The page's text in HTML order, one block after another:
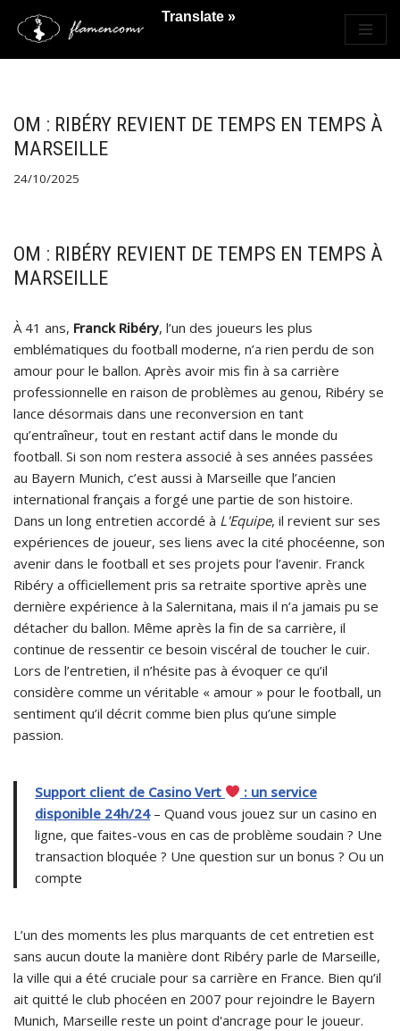
Saltar
OM : RIBÉRY REVIENT DE TEMPS EN TEMPS À
MARSEILLE
24/10/2025
OM : RIBÉRY REVIENT DE TEMPS EN TEMPS À
MARSEILLE
À 41 ans, Franck Ribéry, l’un des joueurs les plus
emblématiques du football moderne, n’a rien perdu de son
amour pour le ballon. Après avoir mis fin à sa carrière
professionnelle en raison de problèmes au genou, Ribéry se
lance désormais dans une reconversion en tant
qu’entraîneur, tout en restant actif dans le monde du
football. Si son nom restera associé à ses années passées
au Bayern Munich, c’est aussi à Marseille que l’ancien
international français a forgé une partie de son histoire.
Dans un long entretien accordé à L'Equipe, il revient sur ses
expériences de joueur, ses liens avec la cité phocéenne, son
avenir dans le football et ses projets pour l’avenir. Franck
Ribéry a officiellement pris sa retraite sportive après une
dernière expérience à la Salernitana, mais il n’a jamais pu se
détacher du ballon. Même après la fin de sa carrière, il
continue de ressentir ce besoin viscéral de toucher le cuir.
Lors de l’entretien, il n’hésite pas à évoquer ce qu’il
considère comme un véritable « amour » pour le football, un
sentiment qu’il décrit comme bien plus qu’une simple
passion.
Support client de Casino Vert
: un service
disponible 24h/24– Quand vous jouez sur un casino en
ligne, que faites-vous en cas de problème soudain ? Une
transaction bloquée ? Une question sur un bonus ? Ou un
compte
L’un des moments les plus marquants de cet entretien est
sans aucun doute la manière dont Ribéry parle de Marseille,
la ville qui a été cruciale pour sa carrière en France. Bien qu’il
ait quitté le club phocéen en 2007 pour rejoindre le Bayern
Munich, Marseille reste un point d'ancrage pour le joueur.
Translate »